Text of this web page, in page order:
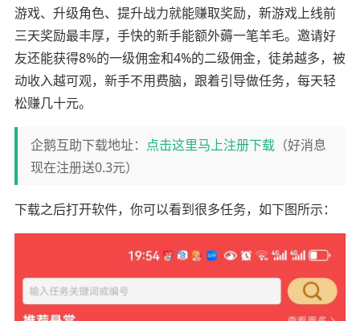
游戏、升级角色、提升战力就能赚取奖励，新游戏上线前
三天奖励最丰厚，手快的新手能额外薅一笔羊毛。邀请好
友还能获得8%的一级佣金和4%的二级佣金，徒弟越多，被
动收入越可观，新手不用费脑，跟着引导做任务，每天轻
松赚几十元。
企鹅互助下载地址： 点击这里马上注册下载（好消息
现在注册送0.3元）
下载之后打开软件，你可以看到很多任务，如下图所示：